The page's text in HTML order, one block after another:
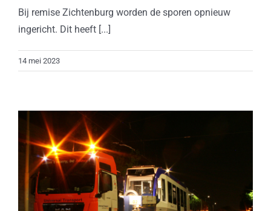
Bij remise Zichtenburg worden de sporen opnieuw
ingericht. Dit heeft [...]
14 mei 2023